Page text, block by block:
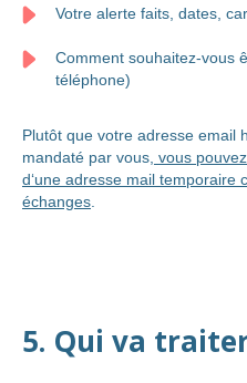
Votre alerte faits, dates,
Comment souhaitez-vous
téléphone)
Plutôt que votre adresse email
mandaté par vous, vous
d‘une adresse mail temporaire
échanges
5. Qui va